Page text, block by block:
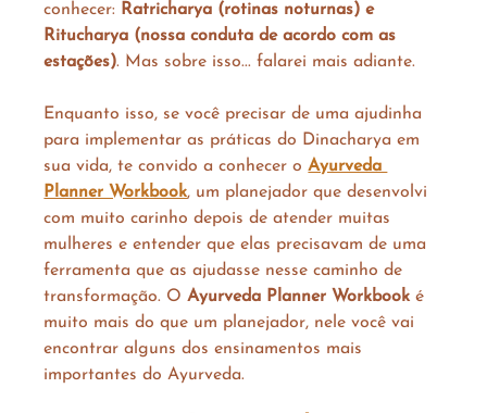
conhecer: Ratricharya (rotinas noturnas) e
Ritucharya (nossa conduta de acordo com as
estações). Mas sobre isso... falarei mais adiante.
Enquanto isso, se você precisar de uma ajudinha
para implementar as práticas do Dinacharya em
sua vida, te convido a conhecer o Ayurveda
Planner Workbook, um planejador que desenvolvi
com muito carinho depois de atender muitas
mulheres e entender que elas precisavam de uma
ferramenta que as ajudasse nesse caminho de
transformação. O Ayurveda Planner Workbook é
muito mais do que um planejador, nele você vai
encontrar alguns dos ensinamentos mais
importantes do Ayurveda.